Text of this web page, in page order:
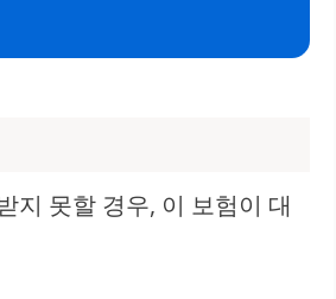
지 못할 경우, 이 보험이 대